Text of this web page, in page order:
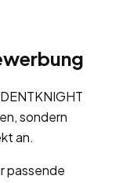
sondern
an.
passende